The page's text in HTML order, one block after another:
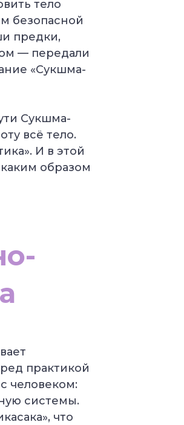
тело
безопасной
предки,
— передали
«Сукшма-
Сукшма-
всё тело.
И в этой
образом
практикой
человеком:
системы.
что